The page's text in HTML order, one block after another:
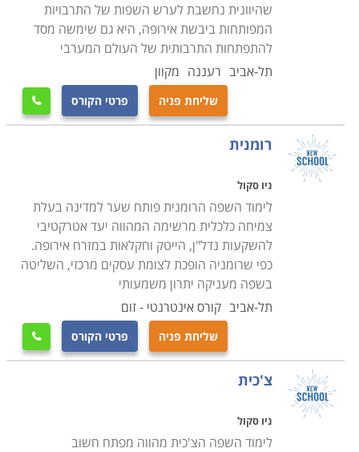
שהיוונית נחשבת לערש השפות של התרבויות
המפותחות ביבשת אירופה, היא גם שימשה מסד
להתפתחות התרבותית של העולם המערבי
תל-אביב רעננה מקוון
שליחת פניה פרטי הקורס 
רומנית
ניו סקול
לימוד השפה הרומנית פותח שער למדינה בעלת
צמיחה כלכלית מרשימה המהווה יעד אטרקטיבי
להשקעות נדל"ן, הייטק וחקלאות במזרח אירופה.
כפי שרומניה הופכת לצומת עסקים מרכזי, השליטה
בשפה מעניקה יתרון משמעותי
תל-אביב קורס אינטרנטי - זום
שליחת פניה פרטי הקורס 
צ'כית
ניו סקול
לימוד השפה הצ'כית מהווה מפתח חשוב